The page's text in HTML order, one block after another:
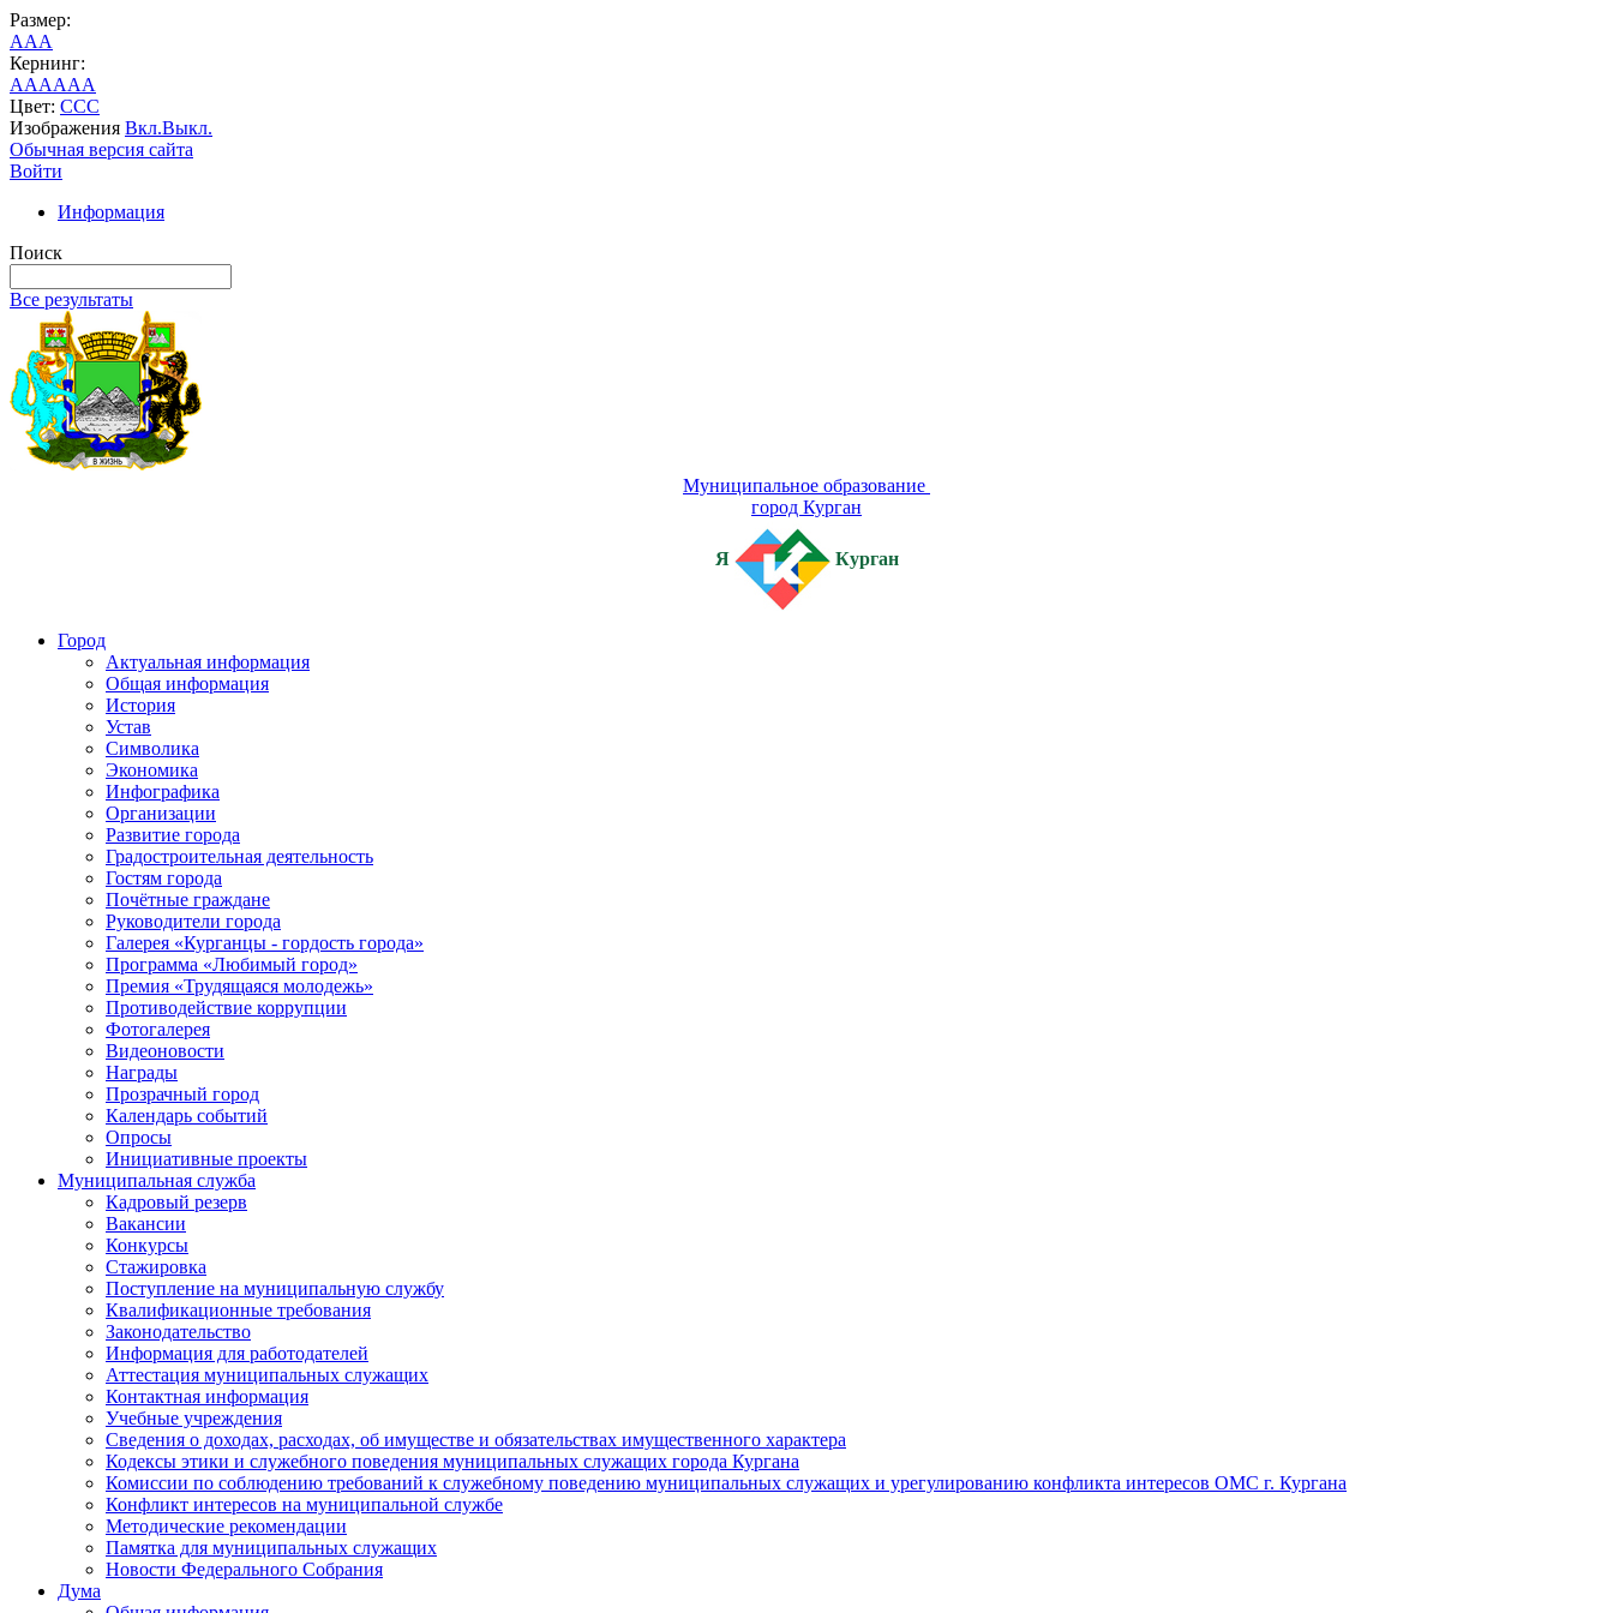
Размер:
AAA
Кернинг:
AAAAAA
Цвет: CCC
Изображения Вкл.Выкл.
Обычная версия сайта
Войти
Информация
Поиск
Все результаты
Муниципальное образование
город Курган
Я Курган
Город
Актуальная информация
Общая информация
История
Устав
Символика
Экономика
Инфографика
Организации
Развитие города
Градостроительная деятельность
Гостям города
Почётные граждане
Руководители города
Галерея «Курганцы - гордость города»
Программа «Любимый город»
Премия «Трудящаяся молодежь»
Противодействие коррупции
Фотогалерея
Видеоновости
Награды
Прозрачный город
Календарь событий
Опросы
Инициативные проекты
Муниципальная служба
Кадровый резерв
Вакансии
Конкурсы
Стажировка
Поступление на муниципальную службу
Квалификационные требования
Законодательство
Информация для работодателей
Аттестация муниципальных служащих
Контактная информация
Учебные учреждения
Сведения о доходах, расходах, об имуществе и обязательствах имущественного характера
Кодексы этики и служебного поведения муниципальных служащих города Кургана
Комиссии по соблюдению требований к служебному поведению муниципальных служащих и урегулированию конфликта интересов ОМС г. Кургана
Конфликт интересов на муниципальной службе
Методические рекомендации
Памятка для муниципальных служащих
Новости Федерального Cобрания
Дума